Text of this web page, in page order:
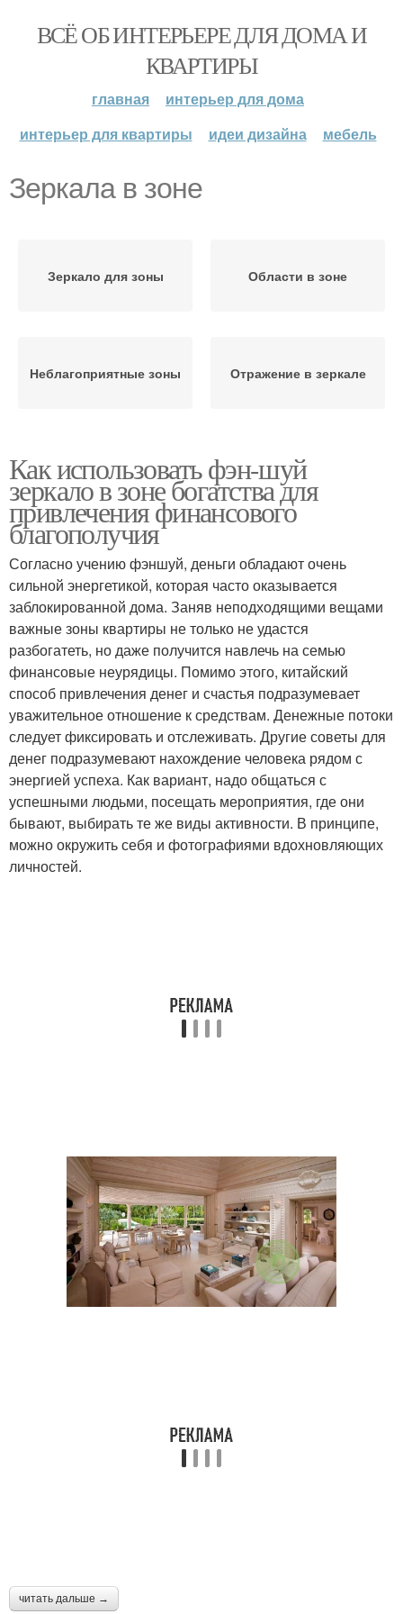
ВСЁ ОБ ИНТЕРЬЕРЕ ДЛЯ ДОМА И
КВАРТИРЫ
главная
интерьер для дома
интерьер для квартиры
идеи дизайна мебель
Зеркала в зоне
Зеркало для зоны Области в зоне
Неблагоприятные зоны Отражение в зеркале
Как использовать фэн-шуй
зеркало в зоне богатства для
привлечения финансового
благополучия
Согласно учению фэншуй, деньги обладают очень
сильной энергетикой, которая часто оказывается
заблокированной дома. Заняв неподходящими вещами
важные зоны квартиры не только не удастся
разбогатеть, но даже получится навлечь на семью
финансовые неурядицы. Помимо этого, китайский
способ привлечения денег и счастья подразумевает
уважительное отношение к средствам. Денежные потоки
следует фиксировать и отслеживать. Другие советы для
денег подразумевают нахождение человека рядом с
энергией успеха. Как вариант, надо общаться с
успешными людьми, посещать мероприятия, где они
бывают, выбирать те же виды активности. В принципе,
можно окружить себя и фотографиями вдохновляющих
личностей.
читать дальше →